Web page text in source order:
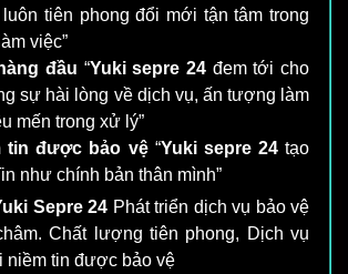
tiên phong đổi mới tận tâm trong
việc”
đầu “Yuki sepre 24 đem tới cho
sự hài lòng về dịch vụ, ấn tượng làm
mến trong xử lý”
tin được bảo vệ“Yuki sepre 24tạo
như chính bản thân mình”
Sepre 24 Phát triển dịch vụ bảo vệ
Chất lượng tiên phong, Dịch vụ
niềm tin được bảo vệ